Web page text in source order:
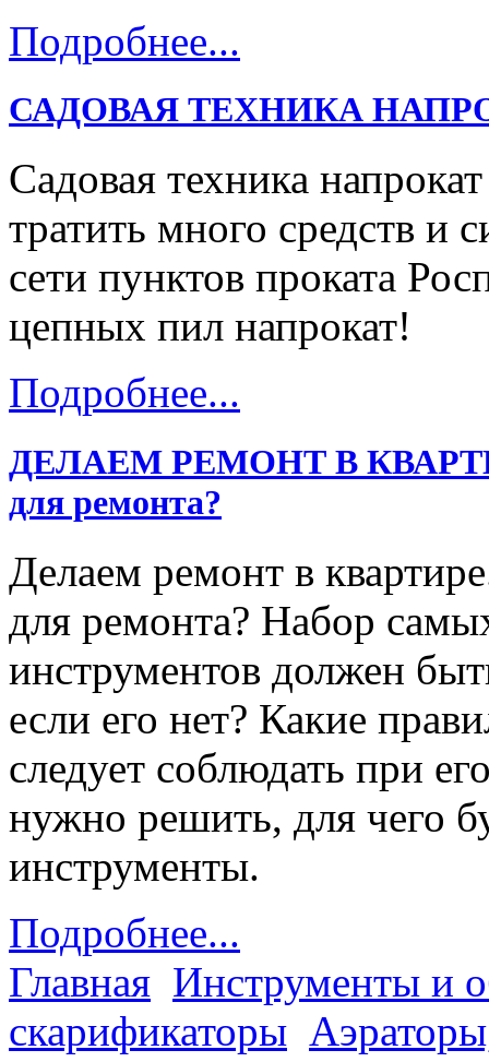
Подробнее...
САДОВАЯ ТЕХНИКА
Садовая техника
тратить много средств и
сети пунктов проката
цепных пил напрокат!
Подробнее...
ДЕЛАЕМ РЕМОНТ В
для ремонта?
Делаем ремонт в
для ремонта? Набор
инструментов должен
если его нет? Какие
следует соблюдать при
нужно решить, для чего
инструменты.
Подробнее...
Главная Инструменты и
скарификаторы